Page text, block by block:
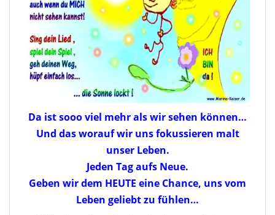
Da ist sooo viel mehr als wir sehen können…
Und das worauf wir uns fokussieren malt
unser Leben.
Jeden Tag aufs Neue.
Geben wir dem HEUTE eine Chance, uns vom
Leben geliebt zu fühlen…